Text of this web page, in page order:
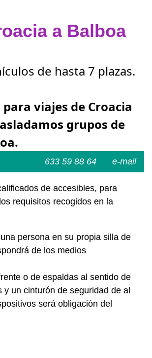
a Balboa
de hasta 7 plazas.
viajes de Croacia
grupos de
e-mail
633 59 88 64
de accesibles, para
requisitos recogidos en la
persona en su propia silla de
de los medios
o de espaldas al sentido de
un cinturón de seguridad de al
será obligación del